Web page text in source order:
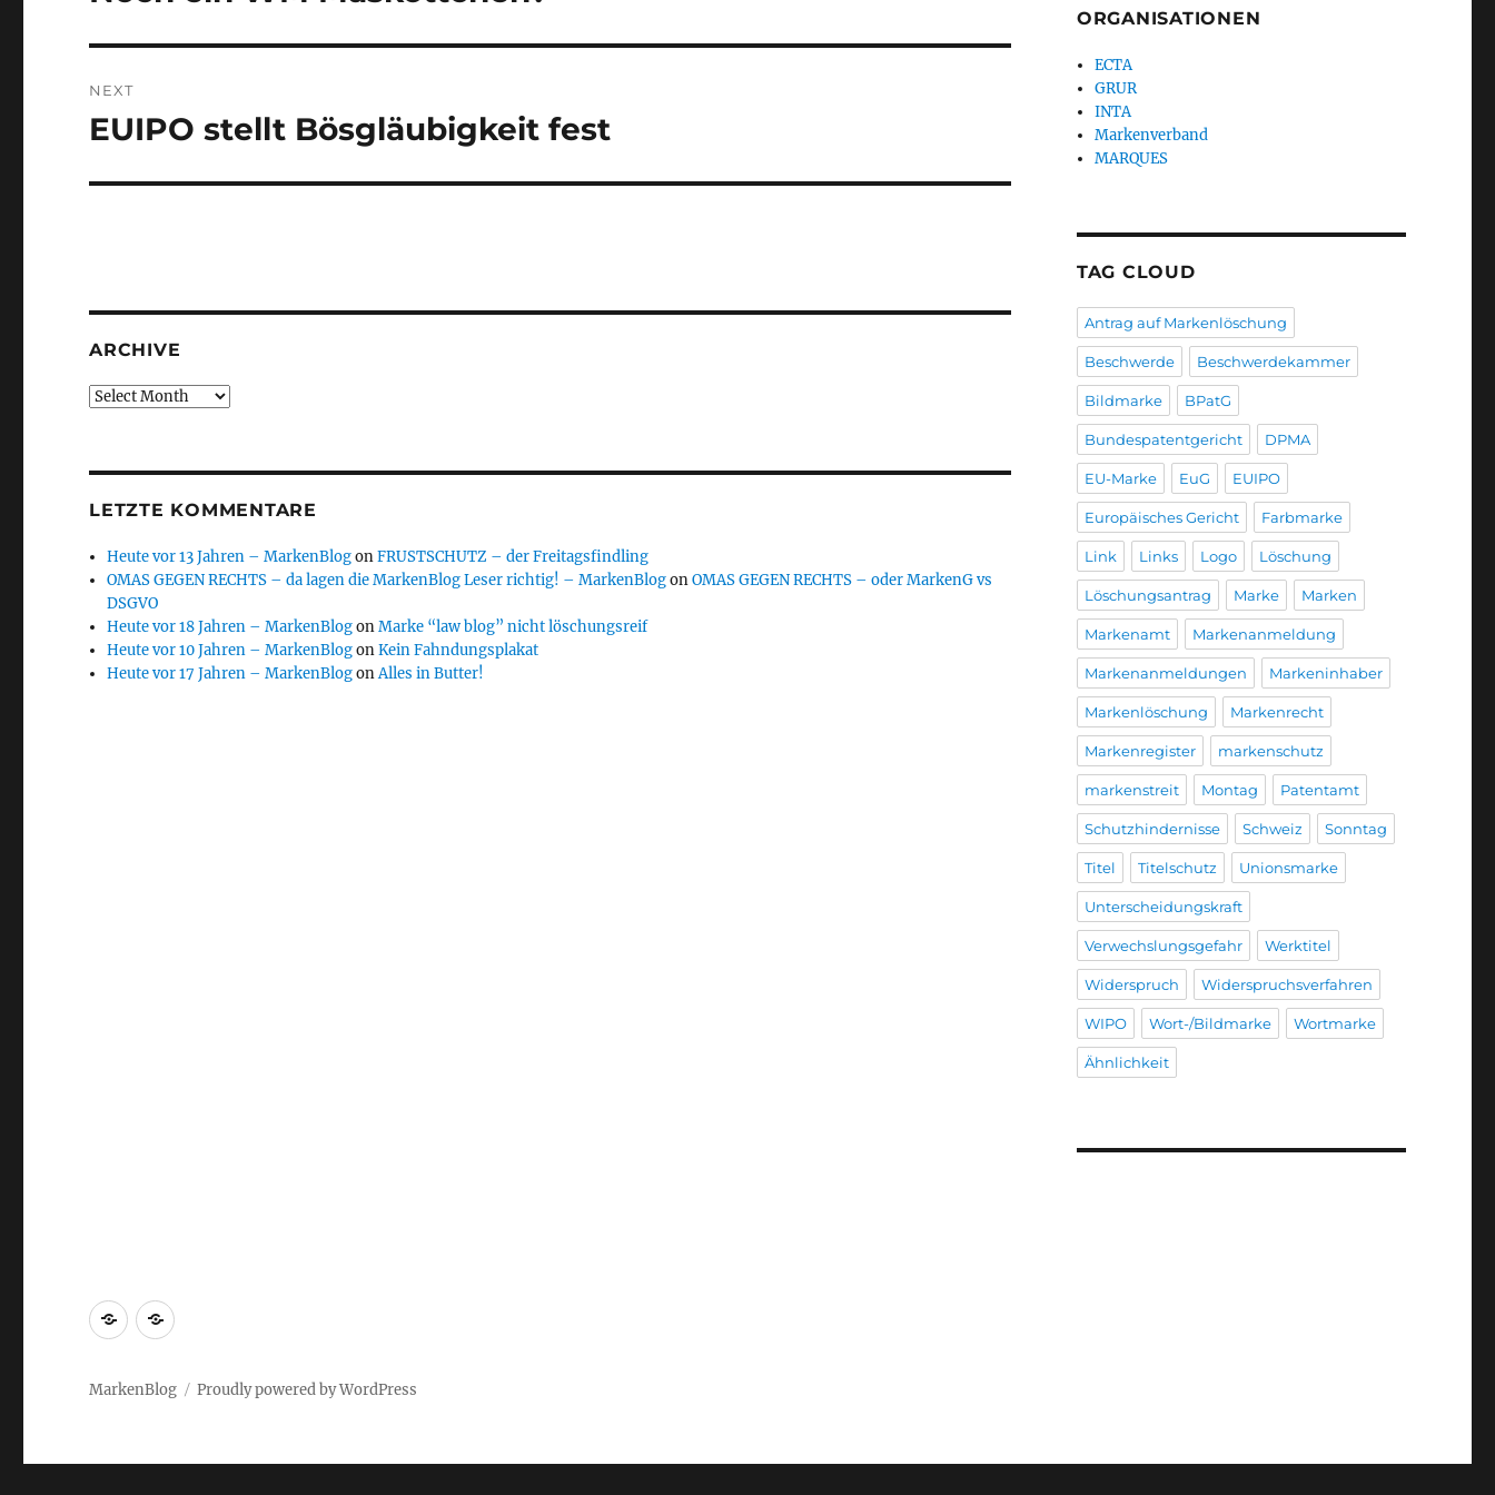
NEXT
Next
EUIPO stellt Bösgläubigkeit fest
ARCHIVE
Archive
LETZTE KOMMENTARE
Heute vor 13 Jahren – MarkenBlogonFRUSTSCHUTZ – der Freitagsfindling
OMAS GEGEN RECHTS – da lagen die MarkenBlog Leser richtig! – MarkenBlogonOMAS GEGEN RECHTS – oder MarkenG vs
DSGVO
Heute vor 18 Jahren – MarkenBlogonMarke “law blog” nicht löschungsreif
Heute vor 10 Jahren – MarkenBlogonKein Fahndungsplakat
Heute vor 17 Jahren – MarkenBlogonAlles in Butter!
ORGANISATIONEN
ECTA
GRUR
INTA
Markenverband
MARQUES
TAG CLOUD
Antrag auf Markenlöschung
Beschwerde Beschwerdekammer
Bildmarke BPatG
Bundespatentgericht DPMA
EU-Marke EuG EUIPO
Europäisches Gericht Farbmarke
Link Links Logo Löschung
Löschungsantrag Marke Marken
Markenamt Markenanmeldung
Markenanmeldungen Markeninhaber
Markenlöschung Markenrecht
Markenregister markenschutz
markenstreit Montag Patentamt
Schutzhindernisse Schweiz Sonntag
Titel Titelschutz Unionsmarke
Unterscheidungskraft
Verwechslungsgefahr Werktitel
Widerspruch Widerspruchsverfahren
WIPO Wort-/Bildmarke Wortmarke
Ähnlichkeit
Markenrecherche
Gastbeiträge
MarkenBlog Proudly powered by WordPress